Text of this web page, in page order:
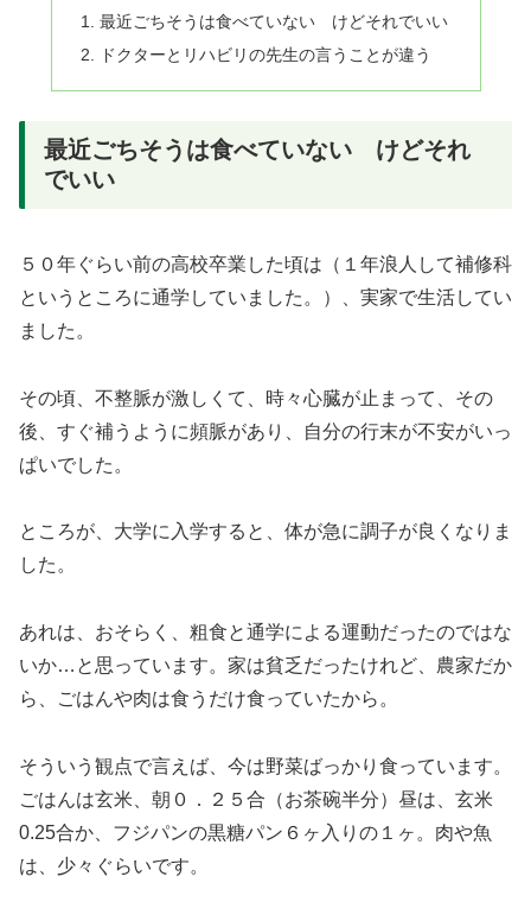
最近ごちそうは食べていない けどそれでいい
ドクターとリハビリの先生の言うことが違う
最近ごちそうは食べていない けどそれ
でいい
５０年ぐらい前の高校卒業した頃は（１年浪人して補修科
というところに通学していました。）、実家で生活してい
ました。
その頃、不整脈が激しくて、時々心臓が止まって、その
後、すぐ補うように頻脈があり、自分の行末が不安がいっ
ぱいでした。
ところが、大学に入学すると、体が急に調子が良くなりま
した。
あれは、おそらく、粗食と通学による運動だったのではな
いか…と思っています。家は貧乏だったけれど、農家だか
ら、ごはんや肉は食うだけ食っていたから。
そういう観点で言えば、今は野菜ばっかり食っています。
ごはんは玄米、朝０．２５合（お茶碗半分）昼は、玄米
0.25合か、フジパンの黒糖パン６ヶ入りの１ヶ。肉や魚
は、少々ぐらいです。